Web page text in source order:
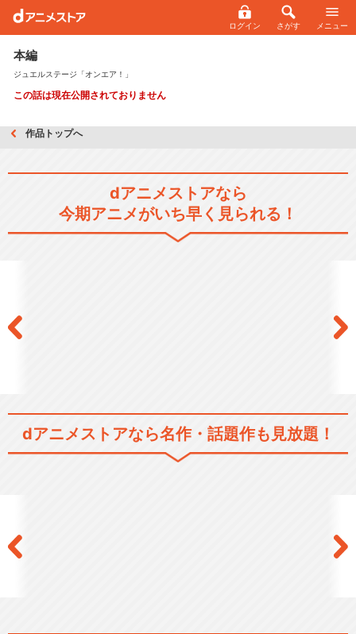
ログイン さがす メニュー
本編
ジュエルステージ「オンエア！」
この話は現在公開されておりません
作品トップへ
dアニメストアなら
今期アニメがいち早く見られる！
dアニメストアなら名作・話題作も見放題！